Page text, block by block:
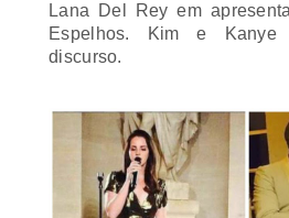
Lana Del Rey em
Espelhos. Kim e
discurso.